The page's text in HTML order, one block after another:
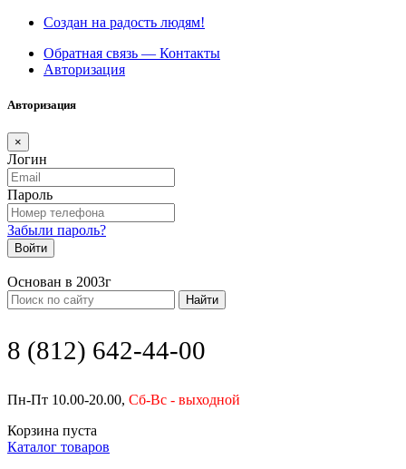
Создан на радость людям!
Обратная связь — Контакты
Авторизация
Авторизация
×
Логин
Пароль
Забыли пароль?
Войти
Основан в 2003г
Найти
8 (812) 642-44-00
Пн-Пт 10.00-20.00, Сб-Вс - выходной
Корзина пуста
Каталог товаров